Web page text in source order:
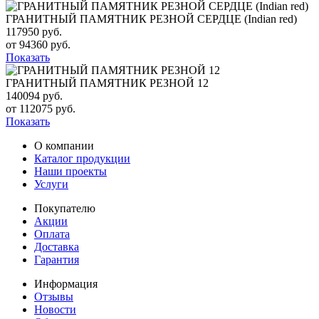
ГРАНИТНЫЙ ПАМЯТНИК РЕЗНОЙ СЕРДЦЕ (Indian red)
117950 руб.
от 94360 руб.
Показать
ГРАНИТНЫЙ ПАМЯТНИК РЕЗНОЙ 12
140094 руб.
от 112075 руб.
Показать
О компании
Каталог продукции
Наши проекты
Услуги
Покупателю
Акции
Оплата
Доставка
Гарантия
Информация
Отзывы
Новости